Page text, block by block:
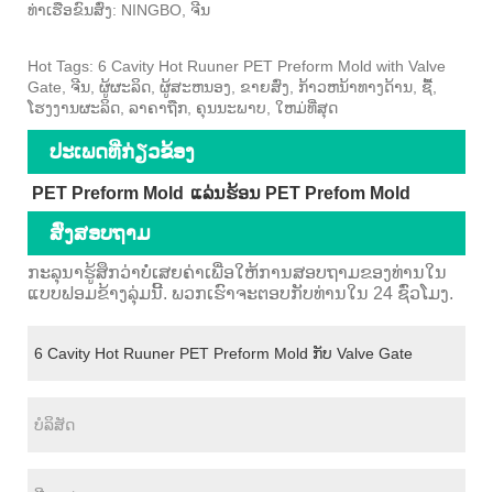
ທ່າເຮືອຂົນສົ່ງ: NINGBO, ຈີນ
Hot Tags: 6 Cavity Hot Ruuner PET Preform Mold with Valve
Gate, ຈີນ, ຜູ້ຜະລິດ, ຜູ້ສະຫນອງ, ຂາຍສົ່ງ, ກ້າວຫນ້າທາງດ້ານ, ຊື້,
ໂຮງງານຜະລິດ, ລາຄາຖືກ, ຄຸນນະພາບ, ໃຫມ່ທີ່ສຸດ
ປະເພດທີ່ກ່ຽວຂ້ອງ
PET Preform Mold ແລ່ນຮ້ອນ PET Prefom Mold
ສົ່ງສອບຖາມ
ກະລຸນາຮູ້ສຶກວ່າບໍ່ເສຍຄ່າເພື່ອໃຫ້ການສອບຖາມຂອງທ່ານໃນ
ແບບຟອມຂ້າງລຸ່ມນີ້. ພວກເຮົາຈະຕອບກັບທ່ານໃນ 24 ຊົ່ວໂມງ.